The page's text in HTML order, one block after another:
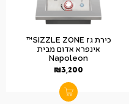
כירת גז SIZZLE ZONE™
אינפרא אדום מבית
Napoleon
₪3,200